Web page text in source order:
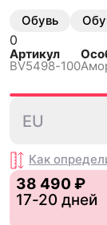
Обувь
0
Артикул
BV5498-100
EU
Как
38 490 ₽
17-20 дней